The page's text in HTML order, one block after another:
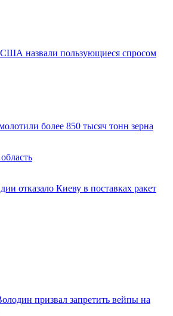
назвали пользующиеся спросом
более 850 тысяч тонн зерна
отказало Киеву в поставках ракет
призвал запретить вейпы на